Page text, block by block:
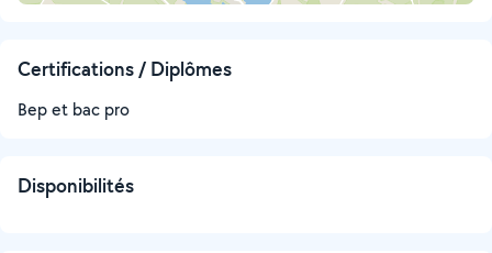
Certifications / Diplômes
Bep et bac pro
Disponibilités